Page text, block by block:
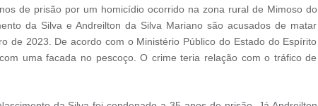
de prisão por um homicídio ocorrido na zona rural de Mimoso do
da Silva e Andreilton da Silva Mariano são acusados de matar
de 2023. De acordo com o Ministério Público do Estado do Espírito
uma facada no pescoço. O crime teria relação com o tráfico de